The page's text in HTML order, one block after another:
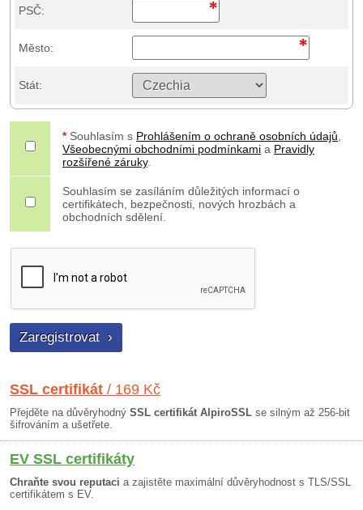
PSČ:
Město:
Stát:
* Souhlasím s Prohlášením o ochraně osobních údajů
Všeobecnými obchodními podmínkami a Pravidly
rozšířené záruky.
Souhlasím se zasíláním důležitých informací o
certifikátech, bezpečnosti, nových hrozbách a
obchodních sdělení.
SSL certifikát / 169 Kč
Přejděte na důvěryhodný SSL certifikát AlpiroSSL se silným až 256-bit
šifrováním a ušetřete.
EV SSL certifikáty
Chraňte svou reputaci a zajistěte maximální důvěryhodnost s TLS/SSL
certifikátem s EV.